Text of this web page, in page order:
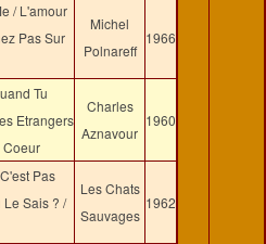
/ L'amour
Pas Sur
Michel
Polnareff
1966
Tu
Etrangers
Coeur
Charles
Aznavour
1960
Pas
Le Sais ? /
Les Chats
Sauvages
1962